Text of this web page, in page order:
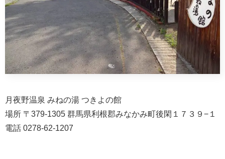
月夜野温泉 みねの湯 つきよの館
場所 〒379-1305 群馬県利根郡みなかみ町後閑１７３９−１
電話 0278-62-1207